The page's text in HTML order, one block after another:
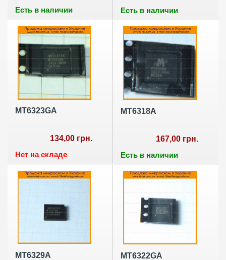
Есть в наличии
Есть в наличии
MT6323GA
134,00 грн.
Нет на складе
MT6318A
167,00 грн.
Есть в наличии
MT6329A MT6322GA